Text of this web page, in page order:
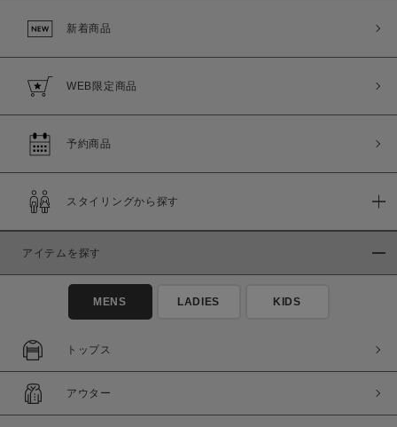
新着商品
WEB限定商品
予約商品
スタイリングから探す
アイテムを探す
MENS LADIES KIDS
トップス
アウター